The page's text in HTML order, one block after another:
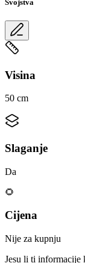
Svojstva
Visina
50 cm
Slaganje
Da
🌻
Cijena
Nije za kupnju
Jesu li ti informacije